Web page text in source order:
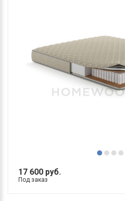
17 600 руб.
Под заказ